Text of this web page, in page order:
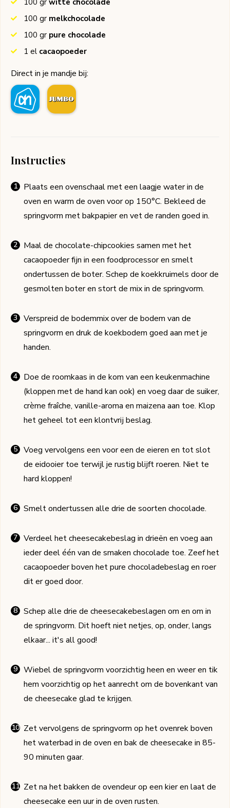
100 gr witte chocolade
100 gr melkchocolade
100 gr pure chocolade
1 el cacaopoeder
Direct in je mandje bij:
Instructies
Plaats een ovenschaal met een laagje water in de
oven en warm de oven voor op 150°C. Bekleed de
springvorm met bakpapier en vet de randen goed in.
Maal de chocolate-chipcookies samen met het
cacaopoeder fijn in een foodprocessor en smelt
ondertussen de boter. Schep de koekkruimels door de
gesmolten boter en stort de mix in de springvorm.
Verspreid de bodemmix over de bodem van de
springvorm en druk de koekbodem goed aan met je
handen.
Doe de roomkaas in de kom van een keukenmachine
(kloppen met de hand kan ook) en voeg daar de suiker,
crème fraîche, vanille-aroma en maizena aan toe. Klop
het geheel tot een klontvrij beslag.
Voeg vervolgens een voor een de eieren en tot slot
de eidooier toe terwijl je rustig blijft roeren. Niet te
hard kloppen!
Smelt ondertussen alle drie de soorten chocolade.
Verdeel het cheesecakebeslag in drieën en voeg aan
ieder deel één van de smaken chocolade toe. Zeef het
cacaopoeder boven het pure chocoladebeslag en roer
dit er goed door.
Schep alle drie de cheesecakebeslagen om en om in
de springvorm. Dit hoeft niet netjes, op, onder, langs
elkaar... it's all good!
Wiebel de springvorm voorzichtig heen en weer en tik
hem voorzichtig op het aanrecht om de bovenkant van
de cheesecake glad te krijgen.
Zet vervolgens de springvorm op het ovenrek boven
het waterbad in de oven en bak de cheesecake in 85-
90 minuten gaar.
Zet na het bakken de ovendeur op een kier en laat de
cheesecake een uur in de oven rusten.